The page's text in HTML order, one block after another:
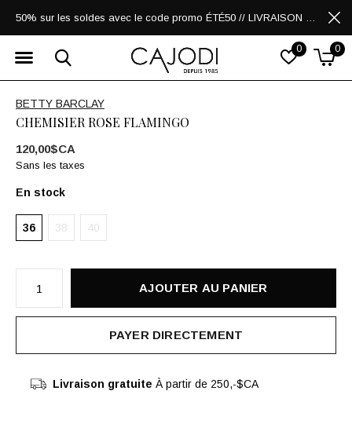
0 0
50% sur les soldes avec le code promo ÉTÉ50 // LIVRAISON GRATUITE POUR LES ACHATS DE 250$ ET PLUS
BETTY BARCLAY
CHEMISIER ROSE FLAMINGO
120,00$CA
Sans les taxes
En stock
36 38 40
AJOUTER AU PANIER
PAYER DIRECTEMENT
Livraison gratuite À partir de 250,-$CA